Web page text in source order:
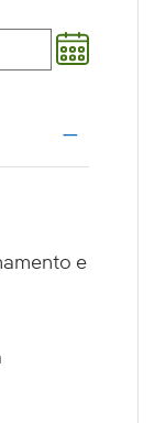
e